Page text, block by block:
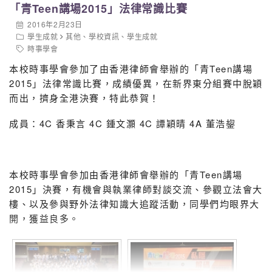
參加這次講座，讓我了解到不同國家對同一段歷史可能有
不同的看法，若只了解一方的見解而不理解其他國家的角
度，這樣分析歷史便不夠全面了，我們必須多角度深入思
考，令歷史再次立體化，不能以單以平面角度思考，這才
能真正了解不同事件的真正意義。
除此之外，我們要記念在中日戰爭中犧牲的勇士和無辜的
了人類的福祉而奮鬥。（4C譚穎晴）
「青Teen講場2015」法律常識比賽
2016年2月23日
學生成就
其他 、學校資訊 、學生成就
時事學會
本校時事學會參加了由香港律師會舉辦的「青Teen講場
2015」法律常識比賽，成績優異，在新界東分組賽中脫穎
而出，擠身全港決賽，特此恭賀！
成員：4C 香秉言 4C 鍾文灝 4C 譚穎晴 4A 董浩鋆
本校時事學會參加由香港律師會舉辦的「青Teen講場
2015」決賽，有機會與執業律師對談交流、參觀立法會大
樓、以及參與野外法律知識大追蹤活動，同學們均眼界大
開，獲益良多。